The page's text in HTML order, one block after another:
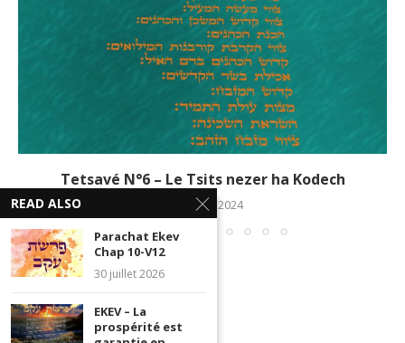
Tetsavé N°6 – Le Tsits nezer ha Kodech
22 février 2024
READ ALSO
Parachat Ekev
Chap 10-V12
30 juillet 2026
EKEV – La
prospérité est